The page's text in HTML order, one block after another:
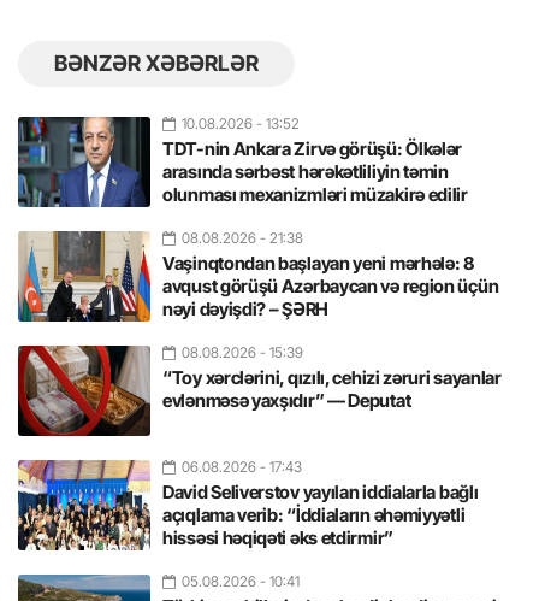
BƏNZƏR XƏBƏRLƏR
10.08.2026 - 13:52
TDT-nin Ankara Zirvə görüşü: Ölkələr
arasında sərbəst hərəkətliliyin təmin
olunması mexanizmləri müzakirə edilir
08.08.2026 - 21:38
Vaşinqtondan başlayan yeni mərhələ: 8
avqust görüşü Azərbaycan və region üçün
nəyi dəyişdi? – ŞƏRH
08.08.2026 - 15:39
“Toy xərclərini, qızılı, cehizi zəruri sayanlar
evlənməsə yaxşıdır” — Deputat
06.08.2026 - 17:43
David Seliverstov yayılan iddialarla bağlı
açıqlama verib: “İddiaların əhəmiyyətli
hissəsi həqiqəti əks etdirmir”
05.08.2026 - 10:41